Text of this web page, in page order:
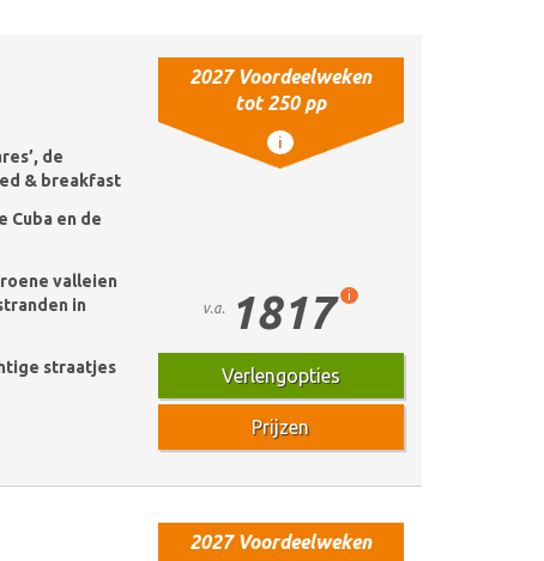
2027 Voordeelweken
tot 250 pp
i
de
& breakfast
Cuba en de
valleien
in
straatjes
v.a. 1817 i
Verlengopties
Prijzen
2027 Voordeelweken